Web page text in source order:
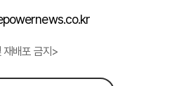
배포 금지>